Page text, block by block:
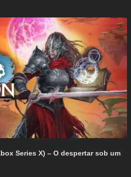
Series X) – O despertar sob um